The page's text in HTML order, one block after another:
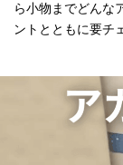
ら小物までどんな
ントとともに要チ